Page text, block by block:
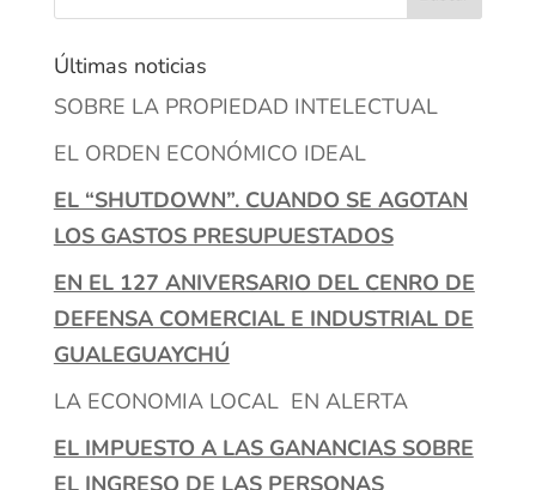
Últimas noticias
SOBRE LA PROPIEDAD INTELECTUAL
EL ORDEN ECONÓMICO IDEAL
EL “SHUTDOWN”. CUANDO SE AGOTAN
LOS GASTOS PRESUPUESTADOS
EN EL 127 ANIVERSARIO DEL CENRO DE
DEFENSA COMERCIAL E INDUSTRIAL DE
GUALEGUAYCHÚ
LA ECONOMIA LOCAL EN ALERTA
EL IMPUESTO A LAS GANANCIAS SOBRE
EL INGRESO DE LAS PERSONAS